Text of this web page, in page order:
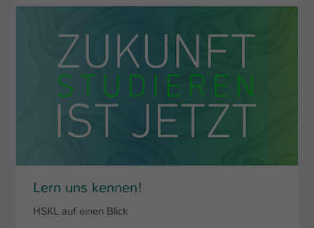
Lern uns kennen!
HSKL auf einen Blick
Anbieter TYPO3
Laufzeit
Zweck
Dieser Cookie teilt der Webseite mit, ob
ein Besucher im Typo3-Backend